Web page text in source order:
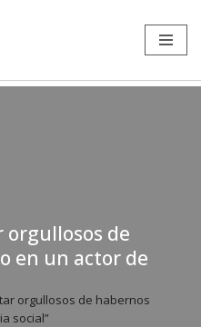
orgullosos de
en un actor de
orgullosos de habernos
social”